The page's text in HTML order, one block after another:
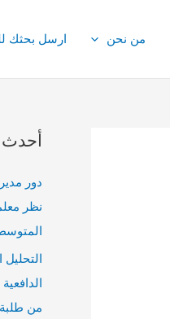
من نحن ارسل بحثك
أحدث
دور
نظر
من